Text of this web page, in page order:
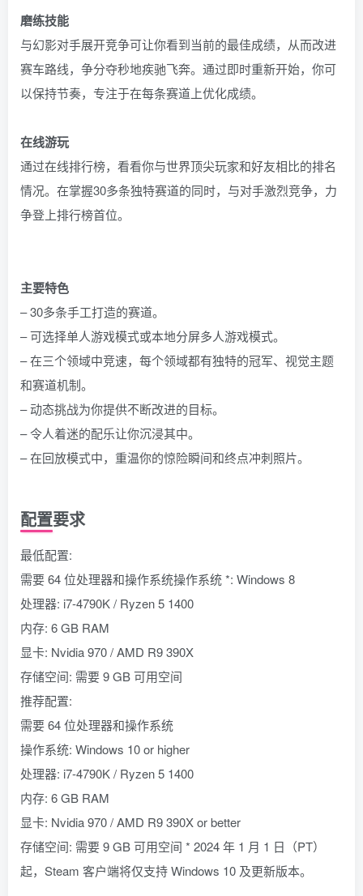
磨练技能
与幻影对手展开竞争可让你看到当前的最佳成绩，从而改进
赛车路线，争分夺秒地疾驰飞奔。通过即时重新开始，你可
以保持节奏，专注于在每条赛道上优化成绩。
在线游玩
通过在线排行榜，看看你与世界顶尖玩家和好友相比的排名
情况。在掌握30多条独特赛道的同时，与对手激烈竞争，力
争登上排行榜首位。
主要特色
– 30多条手工打造的赛道。
– 可选择单人游戏模式或本地分屏多人游戏模式。
– 在三个领域中竞速，每个领域都有独特的冠军、视觉主题
和赛道机制。
– 动态挑战为你提供不断改进的目标。
– 令人着迷的配乐让你沉浸其中。
– 在回放模式中，重温你的惊险瞬间和终点冲刺照片。
配置要求
最低配置:
需要 64 位处理器和操作系统操作系统 *: Windows 8
处理器: i7-4790K / Ryzen 5 1400
内存: 6 GB RAM
显卡: Nvidia 970 / AMD R9 390X
存储空间: 需要 9 GB 可用空间
推荐配置:
需要 64 位处理器和操作系统
操作系统: Windows 10 or higher
处理器: i7-4790K / Ryzen 5 1400
内存: 6 GB RAM
显卡: Nvidia 970 / AMD R9 390X or better
存储空间: 需要 9 GB 可用空间 * 2024 年 1 月 1 日（PT）
起，Steam 客户端将仅支持 Windows 10 及更新版本。